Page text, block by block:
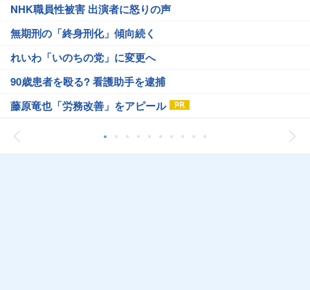
NHK職員性被害 出演者に怒りの声
無期刑の「終身刑化」傾向続く
れいわ「いのちの党」に変更へ
90歳患者を殴る? 看護助手を逮捕
藤原竜也「労務改善」をアピール